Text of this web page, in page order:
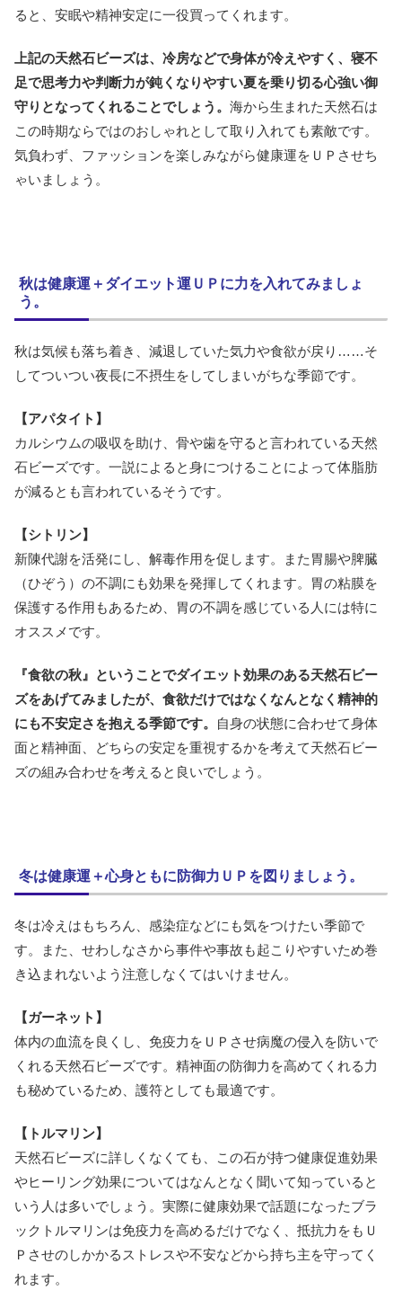
ると、安眠や精神安定に一役買ってくれます。
上記の天然石ビーズは、冷房などで身体が冷えやすく、寝不
足で思考力や判断力が鈍くなりやすい夏を乗り切る心強い御
守りとなってくれることでしょう。 海から生まれた天然石は
この時期ならではのおしゃれとして取り入れても素敵です。
気負わず、ファッションを楽しみながら健康運をＵＰさせち
ゃいましょう。
秋は健康運＋ダイエット運ＵＰに力を入れてみましょ
う。
秋は気候も落ち着き、減退していた気力や食欲が戻り……そ
してついつい夜長に不摂生をしてしまいがちな季節です。
【アパタイト】
カルシウムの吸収を助け、骨や歯を守ると言われている天然
石ビーズです。一説によると身につけることによって体脂肪
が減るとも言われているそうです。
【シトリン】
新陳代謝を活発にし、解毒作用を促します。また胃腸や脾臓
（ひぞう）の不調にも効果を発揮してくれます。胃の粘膜を
保護する作用もあるため、胃の不調を感じている人には特に
オススメです。
『食欲の秋』ということでダイエット効果のある天然石ビー
ズをあげてみましたが、食欲だけではなくなんとなく精神的
にも不安定さを抱える季節です。
自身の状態に合わせて身体
面と精神面、どちらの安定を重視するかを考えて天然石ビー
ズの組み合わせを考えると良いでしょう。
冬は健康運＋心身ともに防御力ＵＰを図りましょう。
冬は冷えはもちろん、感染症などにも気をつけたい季節で
す。また、せわしなさから事件や事故も起こりやすいため巻
き込まれないよう注意しなくてはいけません。
【ガーネット】
体内の血流を良くし、免疫力をＵＰさせ病魔の侵入を防いで
くれる天然石ビーズです。精神面の防御力を高めてくれる力
も秘めているため、護符としても最適です。
【トルマリン】
天然石ビーズに詳しくなくても、この石が持つ健康促進効果
やヒーリング効果についてはなんとなく聞いて知っていると
いう人は多いでしょう。実際に健康効果で話題になったブラ
ックトルマリンは免疫力を高めるだけでなく、抵抗力をもＵ
Ｐさせのしかかるストレスや不安などから持ち主を守ってく
れます。